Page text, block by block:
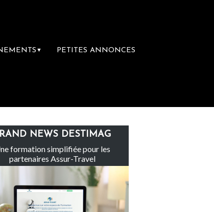
▼ PETITES ANNONCES
groupe Sainte-Claire rachète Eden Tour
NEWS DESTIMAG
formation simplifiée pour les
partenaires Assur-Travel